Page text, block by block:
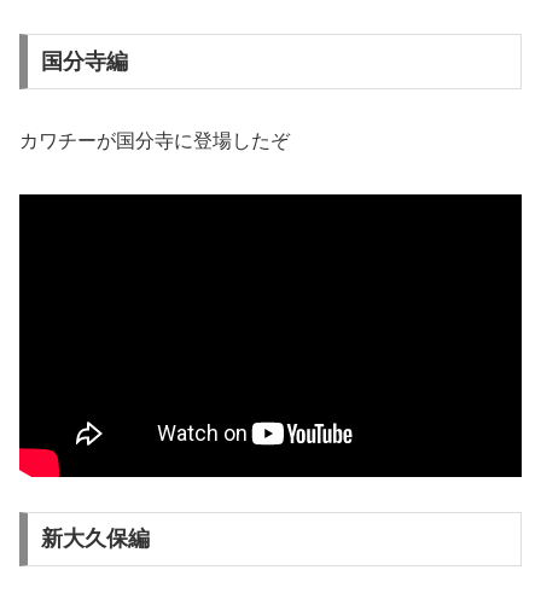
国分寺編
カワチーが国分寺に登場したぞ
新大久保編